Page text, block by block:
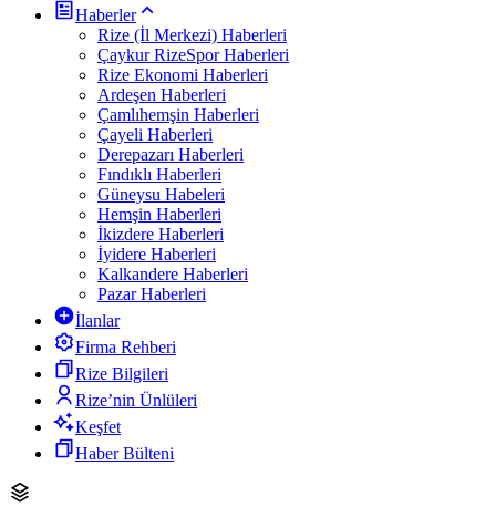
Haberler
Rize (İl Merkezi) Haberleri
Çaykur RizeSpor Haberleri
Rize Ekonomi Haberleri
Ardeşen Haberleri
Çamlıhemşin Haberleri
Çayeli Haberleri
Derepazarı Haberleri
Fındıklı Haberleri
Güneysu Habeleri
Hemşin Haberleri
İkizdere Haberleri
İyidere Haberleri
Kalkandere Haberleri
Pazar Haberleri
İlanlar
Firma Rehberi
Rize Bilgileri
Rize’nin Ünlüleri
Keşfet
Haber Bülteni